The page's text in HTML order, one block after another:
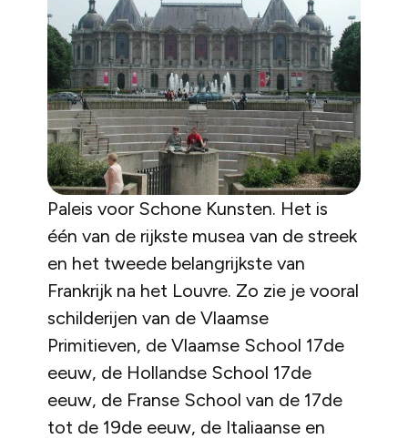
Paleis voor Schone Kunsten. Het is
één van de rijkste musea van de streek
en het tweede belangrijkste van
Frankrijk na het Louvre. Zo zie je vooral
schilderijen van de Vlaamse
Primitieven, de Vlaamse School 17de
eeuw, de Hollandse School 17de
eeuw, de Franse School van de 17de
tot de 19de eeuw, de Italiaanse en